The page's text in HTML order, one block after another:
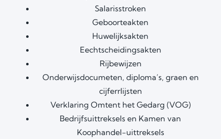
Salarisstroken
Geboorteakten
Huwelijksakten
Eechtscheidingsakten
Rijbewijzen
Onderwijsdocumeten, diploma’s, graen en
cijferrlijsten
Verklaring Omtent het Gedarg (VOG)
Bedrijfsuittreksels en Kamen van
Koophandel-uittreksels